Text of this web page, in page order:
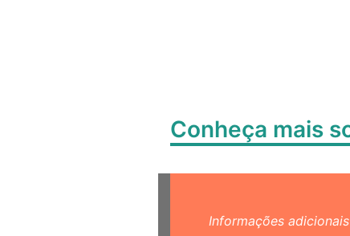
Conheça mais
Informações adicionais